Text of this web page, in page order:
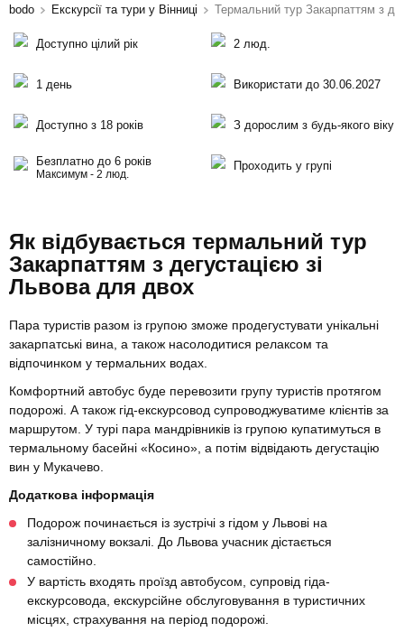
bodo Екскурсії та тури у Вінниці Термальний тур Закарпаттям з
Доступно цілий рік 2 люд.
1 день Використати до 30.06.2027
Доступно з 18 років З дорослим з будь-якого віку
Безплатно до 6 років
Максимум - 2 люд.
Проходить у групі
Як відбувається термальний тур
Закарпаттям з дегустацією зі
Львова для двох
Пара туристів разом із групою зможе продегустувати унікальні
закарпатські вина, а також насолодитися релаксом та
відпочинком у термальних водах.
Комфортний автобус буде перевозити групу туристів протягом
подорожі. А також гід-екскурсовод супроводжуватиме клієнтів за
маршрутом. У турі пара мандрівників із групою купатимуться в
термальному басейні «Косино», а потім відвідають дегустацію
вин у Мукачево.
Додаткова інформація
Подорож починається із зустрічі з гідом у Львові на
залізничному вокзалі. До Львова учасник дістається
самостійно.
У вартість входять проїзд автобусом, супровід гіда-
екскурсовода, екскурсійне обслуговування в туристичних
місцях, страхування на період подорожі.